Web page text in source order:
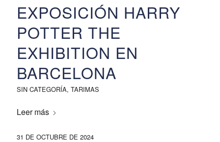
EXPOSICIÓN HARRY
POTTER THE
EXHIBITION EN
BARCELONA
SIN CATEGORÍA, TARIMAS
Leer más
31 DE OCTUBRE DE 2024